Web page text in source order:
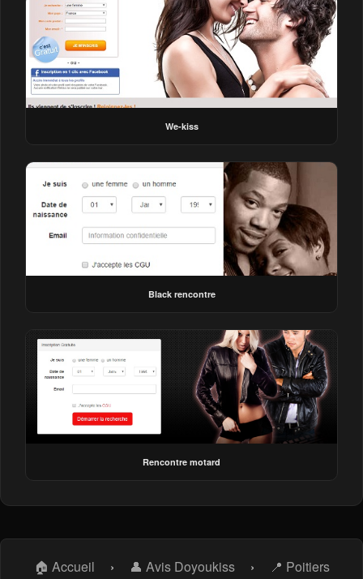
We-kiss
Black rencontre
Rencontre motard
🏠 Accueil › 👤 Avis Doyoukiss › 📍 Poitiers